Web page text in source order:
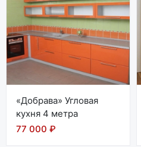
«Добрава» Угловая
кухня 4 метра
77 000 ₽